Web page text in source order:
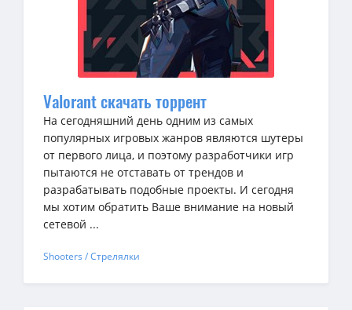
Valorant скачать торрент
На сегодняшний день одним из самых
популярных игровых жанров являются шутеры
от первого лица, и поэтому разработчики игр
пытаются не отставать от трендов и
разрабатывать подобные проекты. И сегодня
мы хотим обратить Ваше внимание на новый
сетевой ...
Shooters / Стрелялки